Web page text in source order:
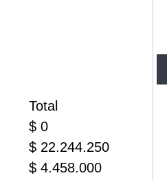
Total
$ 0
$ 22.244.250
$ 4.458.000